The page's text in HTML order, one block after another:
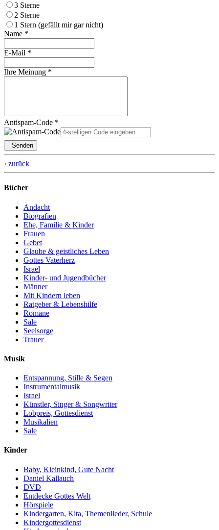
3 Sterne
2 Sterne
1 Stern (gefällt mir gar nicht)
Name *
E-Mail *
Ihre Meinung *
Antispam-Code *
Senden
› zurück
Bücher
Andacht
Biografien
Ehe, Familie & Kinder
Frauen
Gebet
Glaube & geistliches Leben
Gottes Vaterherz
Israel
Kinder- und Jugendbücher
Männer
Mit Kindern leben
Ratgeber & Lebenshilfe
Romane
Sale
Seelsorge
Trauer
Musik
Entspannung, Stille & Segen
Instrumentalmusik
Israel
Künstler, Singer & Songwriter
Lobpreis, Gottesdienst
Musikalien
Sale
Kinder
Baby, Kleinkind, Gute Nacht
Daniel Kallauch
DVD
Entdecke Gottes Welt
Hörspiele
Kindergarten, Kita, Themenlieder, Schule
Kindergottesdienst